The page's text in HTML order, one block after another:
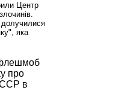
Центр
долучилися
яка
про
в